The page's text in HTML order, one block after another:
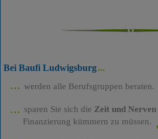
Bei Baufi Ludwigsburg
werden alle Berufsgruppen beraten.
sparen Sie sich die Zeit und Nerven
Finanzierung kümmern zu müssen.